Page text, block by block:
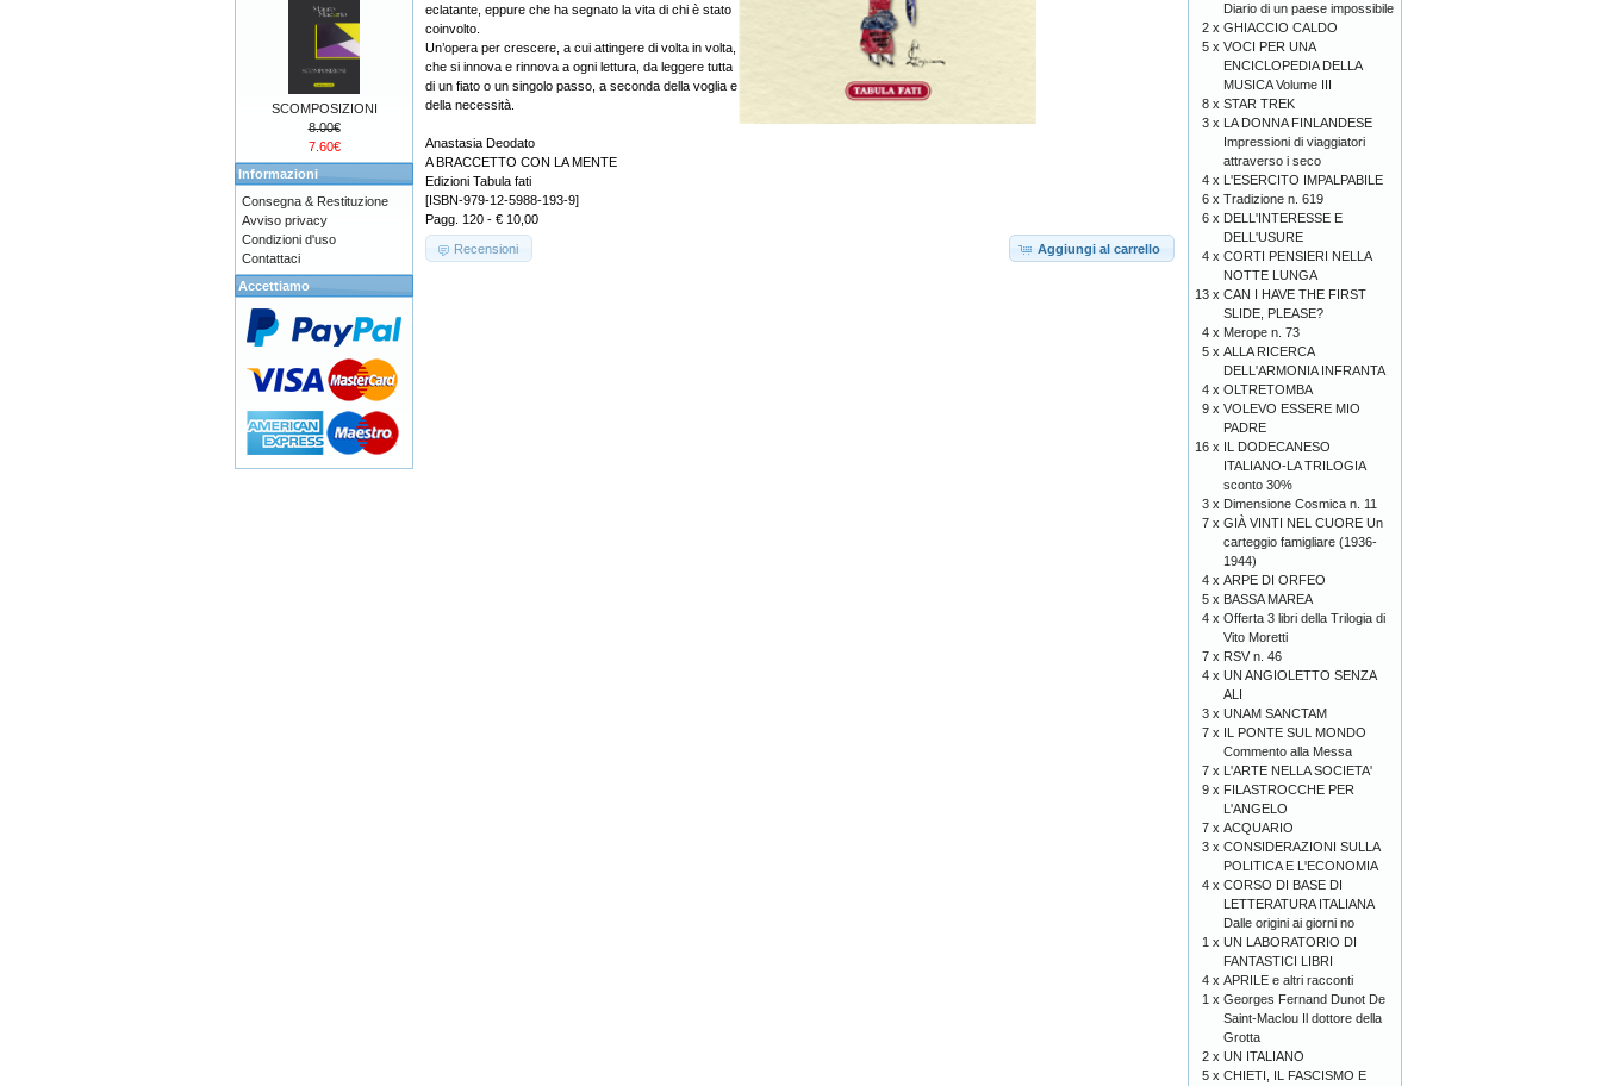
eclatante, eppure che ha segnato la vita di chi è stato
coinvolto.
Un’opera per crescere, a cui attingere di volta in volta,
che si innova e rinnova a ogni lettura, da leggere tutta
di un fiato o un singolo passo, a seconda della voglia e
della necessità.
Anastasia Deodato
A BRACCETTO CON LA MENTE
Edizioni Tabula fati
[ISBN-979-12-5988-193-9]
Pagg. 120 - € 10,00
Aggiungi al carrello
Recensioni
SCOMPOSIZIONI
8.00€
7.60€
Informazioni
Consegna & Restituzione
Avviso privacy
Condizioni d'uso
Contattaci
Accettiamo
Diario di un paese impossibile
2 x GHIACCIO CALDO
5 x VOCI PER UNA
ENCICLOPEDIA DELLA
MUSICA Volume III
8 x STAR TREK
3 x LA DONNA FINLANDESE
Impressioni di viaggiatori
attraverso i seco
4 x L'ESERCITO IMPALPABILE
6 x Tradizione n. 619
6 x DELL'INTERESSE E
DELL'USURE
4 x CORTI PENSIERI NELLA
NOTTE LUNGA
13 x CAN I HAVE THE FIRST
SLIDE, PLEASE?
4 x Merope n. 73
5 x ALLA RICERCA
DELL'ARMONIA INFRANTA
4 x OLTRETOMBA
9 x VOLEVO ESSERE MIO
PADRE
16 x IL DODECANESO
ITALIANO-LA TRILOGIA
sconto 30%
3 x Dimensione Cosmica n. 11
7 x GIÀ VINTI NEL CUORE Un
carteggio famigliare (1936-
1944)
4 x ARPE DI ORFEO
5 x BASSA MAREA
4 x Offerta 3 libri della Trilogia di
Vito Moretti
7 x RSV n. 46
4 x UN ANGIOLETTO SENZA
ALI
3 x UNAM SANCTAM
7 x IL PONTE SUL MONDO
Commento alla Messa
7 x L'ARTE NELLA SOCIETA'
9 x FILASTROCCHE PER
L'ANGELO
7 x ACQUARIO
3 x CONSIDERAZIONI SULLA
POLITICA E L'ECONOMIA
4 x CORSO DI BASE DI
LETTERATURA ITALIANA
Dalle origini ai giorni no
1 x UN LABORATORIO DI
FANTASTICI LIBRI
4 x APRILE e altri racconti
1 x Georges Fernand Dunot De
Saint-Maclou Il dottore della
Grotta
2 x UN ITALIANO
5 x CHIETI, IL FASCISMO E